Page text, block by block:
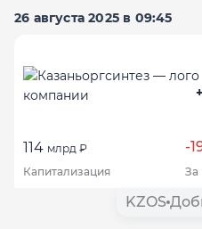
26 августа 2025 в 09:45
114 млрд ₽ -
Капитализация За
KZOS